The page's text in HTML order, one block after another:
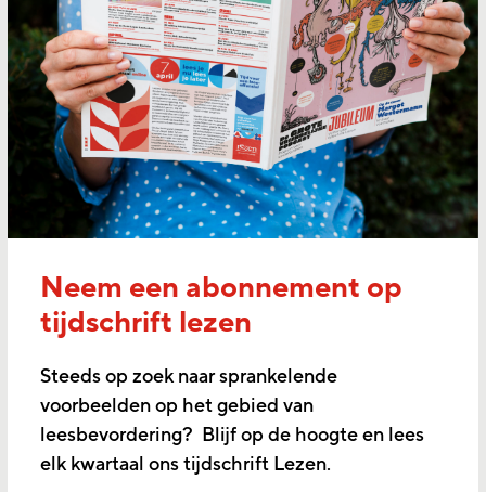
Neem een abonnement op
tijdschrift lezen
Steeds op zoek naar sprankelende
voorbeelden op het gebied van
leesbevordering? Blijf op de hoogte en lees
elk kwartaal ons tijdschrift Lezen.